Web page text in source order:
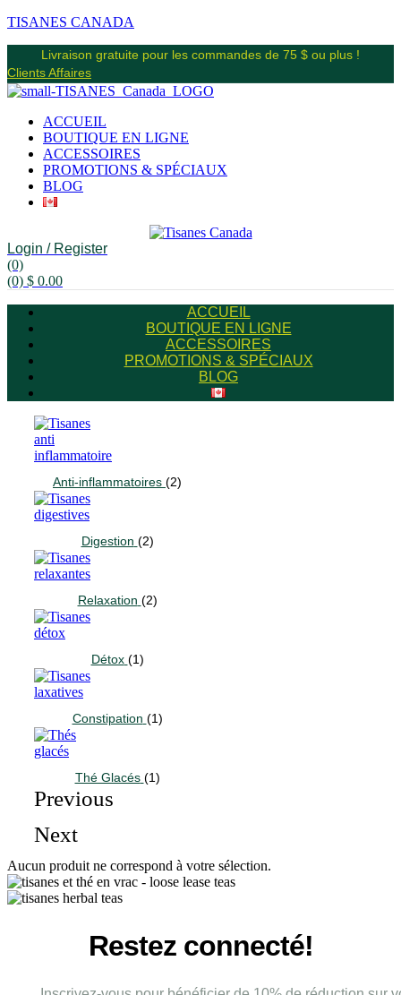
TISANES CANADA
Livraison gratuite pour les commandes de 75 $ ou plus !
Clients Affaires
ACCUEIL
BOUTIQUE EN LIGNE
ACCESSOIRES
PROMOTIONS & SPÉCIAUX
BLOG
Login / Register
(0)
(0) $ 0.00
ACCUEIL
BOUTIQUE EN LIGNE
ACCESSOIRES
PROMOTIONS & SPÉCIAUX
BLOG
Anti-inflammatoires (2)
Digestion (2)
Relaxation (2)
Détox (1)
Constipation (1)
Thé Glacés (1)
Previous
Next
Aucun produit ne correspond à votre sélection.
Restez connecté!